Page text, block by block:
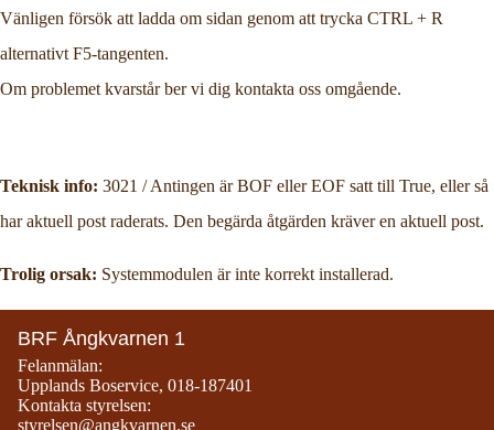
Vänligen försök att ladda om sidan genom att trycka CTRL + R
alternativt F5-tangenten.
Om problemet kvarstår ber vi dig kontakta oss omgående.
Teknisk info: 3021 / Antingen är BOF eller EOF satt till True, eller så
har aktuell post raderats. Den begärda åtgärden kräver en aktuell post.
Trolig orsak: Systemmodulen är inte korrekt installerad.
BRF Ångkvarnen 1
Felanmälan:
Upplands Boservice, 018-187401
Kontakta styrelsen:
styrelsen@angkvarnen.se